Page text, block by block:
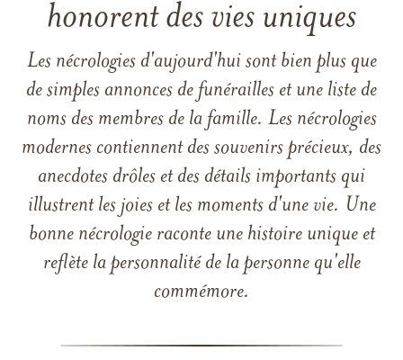
honorent des vies uniques
Les nécrologies d'aujourd'hui sont bien plus que
de simples annonces de funérailles et une liste de
noms des membres de la famille. Les nécrologies
modernes contiennent des souvenirs précieux, des
anecdotes drôles et des détails importants qui
illustrent les joies et les moments d'une vie. Une
bonne nécrologie raconte une histoire unique et
reflète la personnalité de la personne qu'elle
commémore.